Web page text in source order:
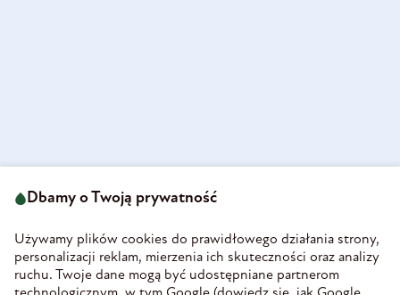
58-160 Świebodzice
REGON 890213034
INFORMACJE
Dbamy o Twoją prywatność
Używamy plików cookies do prawidłowego działania strony,
personalizacji reklam, mierzenia ich skuteczności oraz analizy
ruchu. Twoje dane mogą być udostępniane partnerom